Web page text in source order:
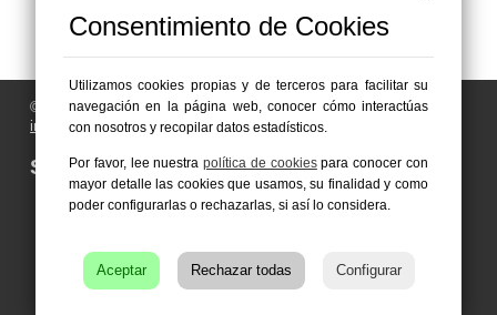
© 2006 - 2026 Portal de Abanilla Noticias
info@portaldeabanilla.es
Síguenos en:
Consentimiento de Cookies
Utilizamos cookies propias y de terceros para facilitar su
navegación en la página web, conocer cómo interactúas
con nosotros y recopilar datos estadísticos.
Por favor, lee nuestrapolítica de cookiespara conocer con
mayor detalle las cookies que usamos, su finalidad y como
poder configurarlas o rechazarlas, si así lo considera.
Aceptar Rechazar todas Configurar